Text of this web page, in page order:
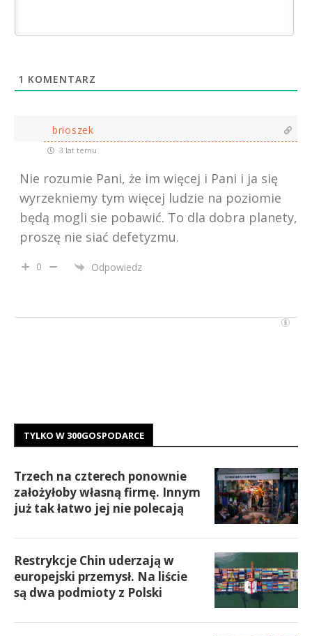
1 KOMENTARZ
brioszek
3 lat temu
Nie rozumie Pani, że im więcej i Pani i ja się
wyrzekniemy tym więcej ludzie na poziomie
będą mogli sie pobawić. To dla dobra planety,
proszę nie siać defetyzmu.
0 Odpowiedz
TYLKO W 300GOSPODARCE
Trzech na czterech ponownie
założyłoby własną firmę. Innym
już tak łatwo jej nie polecają
Restrykcje Chin uderzają w
europejski przemysł. Na liście
są dwa podmioty z Polski